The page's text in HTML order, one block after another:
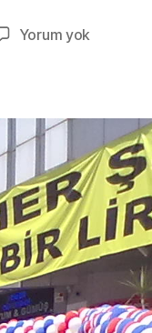
Yorum yok
0
232
346
222